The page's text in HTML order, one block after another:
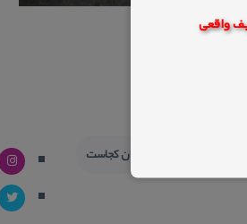
جاذبه های گردشگری ایران كجاست